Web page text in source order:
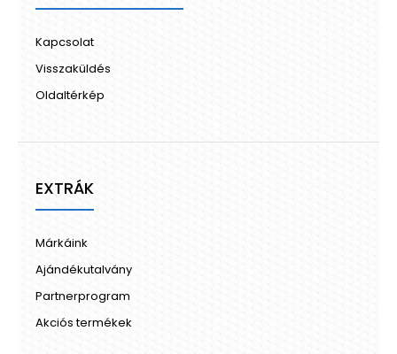
Kapcsolat
Visszaküldés
Oldaltérkép
EXTRÁK
Márkáink
Ajándékutalvány
Partnerprogram
Akciós termékek